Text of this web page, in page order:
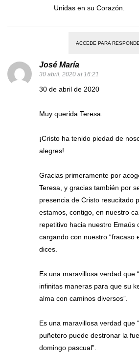
Unidas en su Corazón.
ACCEDE PARA
José María
30 abril, 2020 at 16:21
30 de abril de 2020
Muy querida Teresa:
¡Cristo ha tenido piedad de
alegres!
Gracias primeramente por
Teresa, y gracias también por
presencia de Cristo resucitado
estamos, contigo, en nuestro
repetitivo hacia nuestro Emaús
cargando con nuestro “fracaso
dices.
Es una maravillosa verdad que
infinitas maneras para que su
alma con caminos diversos”.
Es una maravillosa verdad que
puñetero puede destronar la
domingo pascual”.